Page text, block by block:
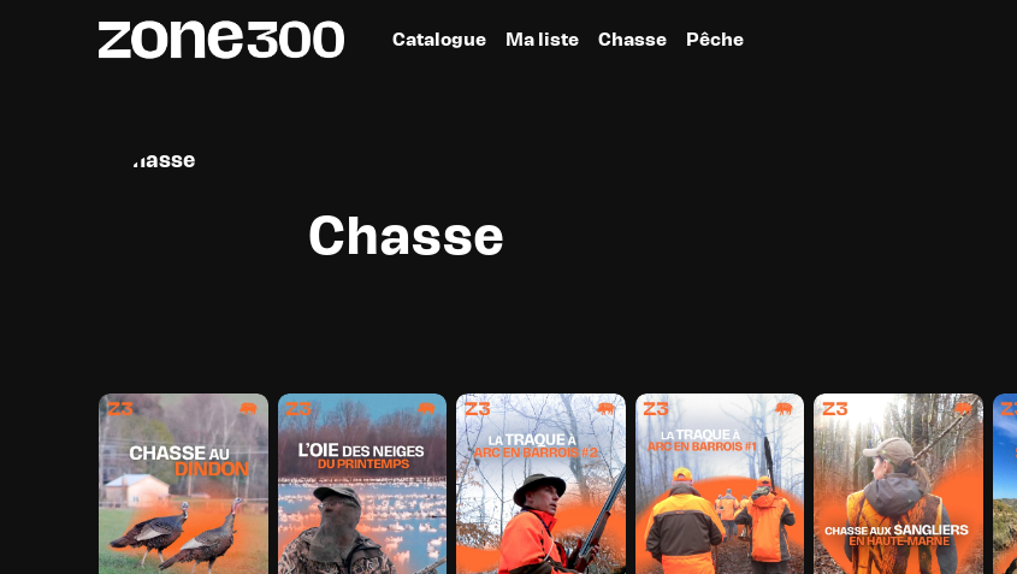
Catalogue Ma liste Chasse Pêche
Chasse